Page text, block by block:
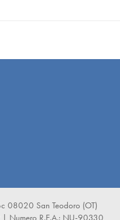
08020 San Teodoro (OT)
Numero R.E.A.: NU-90330